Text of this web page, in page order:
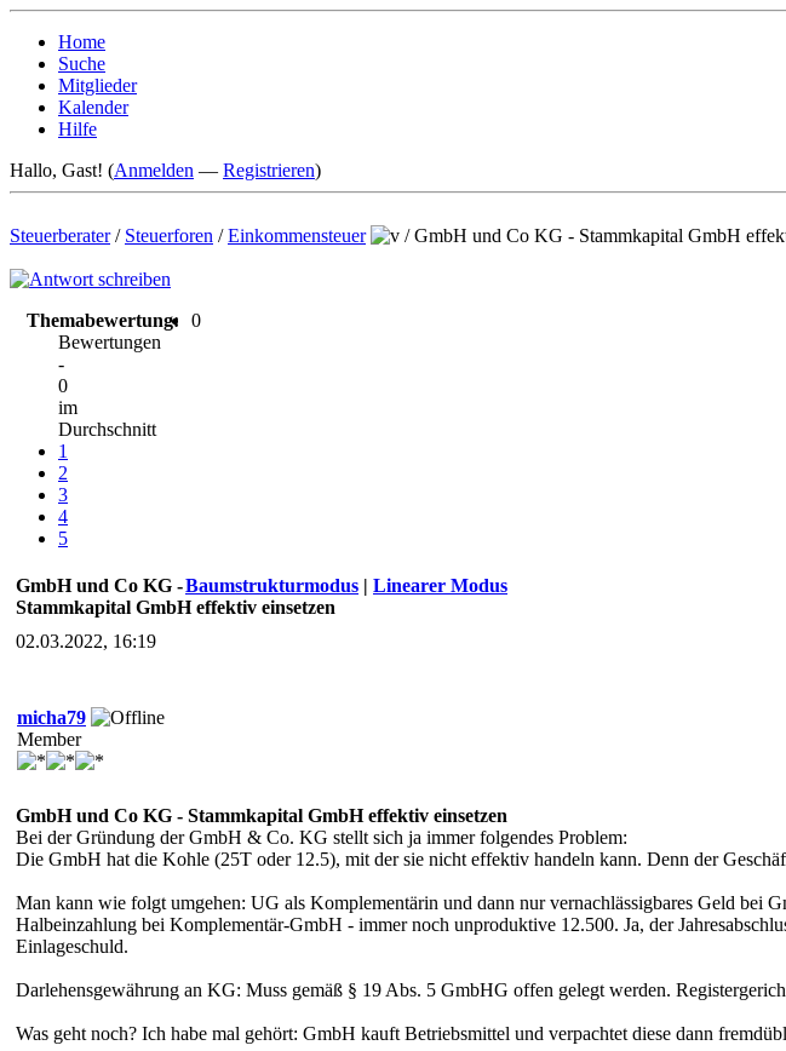
Home
Suche
Mitglieder
Kalender
Hilfe
Hallo, Gast! (Anmelden — Registrieren)
Steuerberater/ Steuerforen /Einkommensteuer /GmbH und Co KG - Stammkapital GmbH
Themabewertung:
0
Bewertungen
-
0
im
Durchschnitt
1
2
3
4
5
Baumstrukturmodus | Linearer Modus
GmbH und Co KG -
Stammkapital GmbH effektiv einsetzen
02.03.2022, 16:19
micha79
Member
GmbH und Co KG - Stammkapital GmbH effektiv einsetzen
Bei der Gründung der GmbH & Co. KG stellt sich ja immer folgendes Problem:
Die GmbH hat die Kohle (25T oder 12.5), mit der sie nicht effektiv handeln kann. Denn der
Man kann wie folgt umgehen: UG als Komplementärin und dann nur vernachlässigbares Geld bei
Halbeinzahlung bei Komplementär-GmbH - immer noch unproduktive 12.500. Ja, der
Einlageschuld.
Darlehensgewährung an KG: Muss gemäß § 19 Abs. 5 GmbHG offen gelegt werden.
Was geht noch? Ich habe mal gehört: GmbH kauft Betriebsmittel und verpachtet diese dann